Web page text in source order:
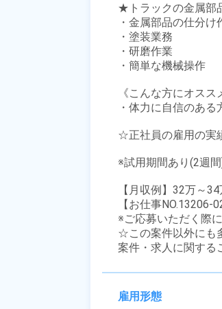
★トラックの金属部
・金属部品の仕分け
・塗装業務
・研磨作業
・簡単な機械操作
《こんな方にオスス
・体力に自信のある
☆正社員の雇用の実
※試用期間あり(2週
【月収例】32万～34
【お仕事NO.13206-
※ご応募いただく際
☆この案件以外にも
案件・求人に関する
雇用形態